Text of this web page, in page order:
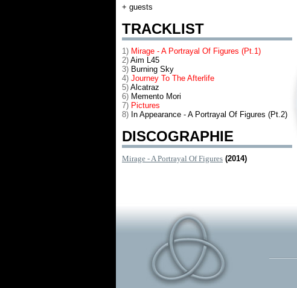
+ guests
TRACKLIST
1) Mirage - A Portrayal Of Figures (Pt.1)
2) Aim L45
3) Burning Sky
4) Journey To The Afterlife
5) Alcatraz
6) Memento Mori
7) Pictures
8) In Appearance - A Portrayal Of Figures (Pt.2)
DISCOGRAPHIE
Mirage - A Portrayal Of Figures (2014)